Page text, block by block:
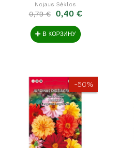
Nojaus Sėklos
0,79 € 0,40 €
В КОРЗИНУ
-50%